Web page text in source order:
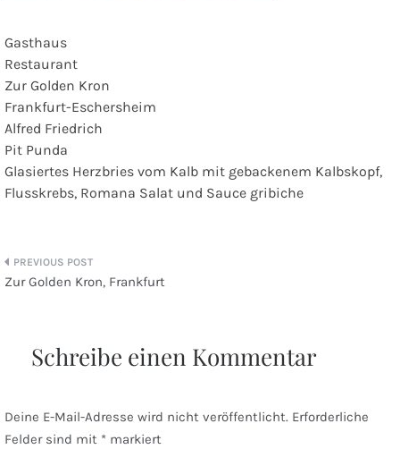
Gasthaus
Restaurant
Zur Golden Kron
Frankfurt-Eschersheim
Alfred Friedrich
Pit Punda
Glasiertes Herzbries vom Kalb mit gebackenem Kalbskopf,
Flusskrebs, Romana Salat und Sauce gribiche
Beitragsnavigation
Zur Golden Kron, Frankfurt
Schreibe einen Kommentar
Deine E-Mail-Adresse wird nicht veröffentlicht. Erforderliche
Felder sind mit * markiert